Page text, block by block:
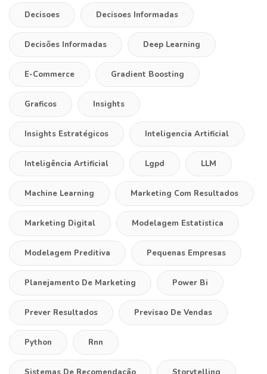
Decisoes Decisoes Informadas
Decisões Informadas Deep Learning
E-Commerce Gradient Boosting
Graficos Insights
Insights Estratégicos Inteligencia Artificial
Inteligência Artificial Lgpd LLM
Machine Learning Marketing Com Resultados
Marketing Digital Modelagem Estatistica
Modelagem Preditiva Pequenas Empresas
Planejamento De Marketing Power Bi
Prever Resultados Previsao De Vendas
Python Rnn